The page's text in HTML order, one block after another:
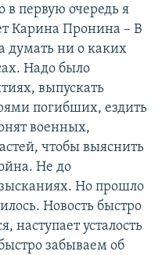
в первую очередь я
Карина Пронина – В
думать ни о каких
Надо было
выпускать
погибших, ездить
военных,
чтобы выяснить
Не до
Но прошло
Новость быстро
наступает усталость
забываем об